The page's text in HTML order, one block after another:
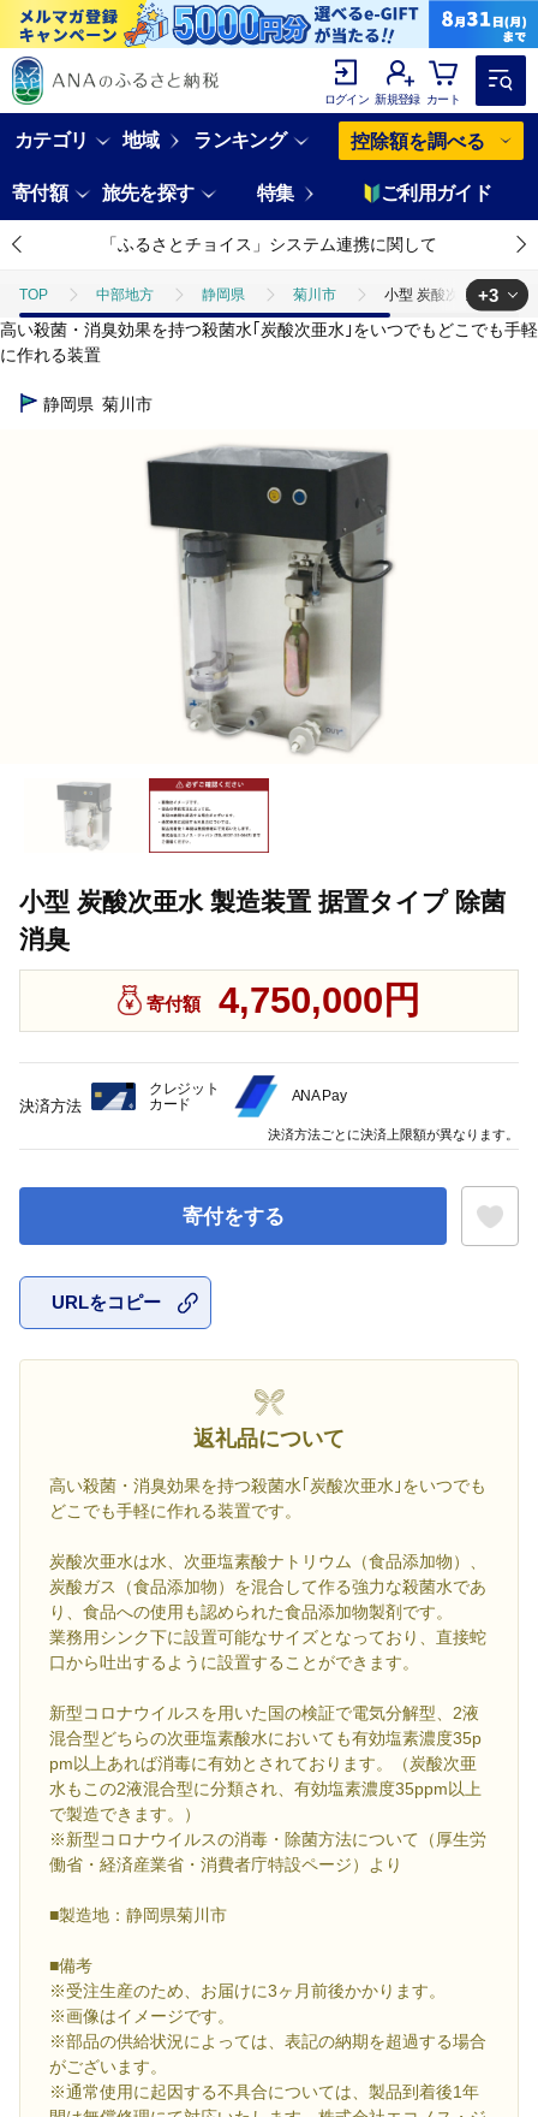
ログイン 新規登録 カート
カテゴリ 地域 ランキング 控除額を調べる
寄付額 旅先を探す 特集 ご利用ガイド
「ふるさとチョイス」システム連携に関して
TOP 中部地方 静岡県 菊川市 小型 炭酸次亜水 製造
TOP 日用品・雑貨 小型 炭酸次亜水 製造装置 据置タイプ 除菌 消臭
+3
高い殺菌・消臭効果を持つ殺菌水｢炭酸次亜水｣をいつでもどこでも手軽
に作れる装置
静岡県 菊川市
小型 炭酸次亜水 製造装置 据置タイプ 除菌
消臭
寄付額 4,750,000円
寄付をする
URLをコピー
返礼品について
高い殺菌・消臭効果を持つ殺菌水｢炭酸次亜水｣をいつでも
どこでも手軽に作れる装置です。
炭酸次亜水は水、次亜塩素酸ナトリウム（食品添加物）、
炭酸ガス（食品添加物）を混合して作る強力な殺菌水であ
り、食品への使用も認められた食品添加物製剤です。
業務用シンク下に設置可能なサイズとなっており、直接蛇
口から吐出するように設置することができます。
新型コロナウイルスを用いた国の検証で電気分解型、2液
混合型どちらの次亜塩素酸水においても有効塩素濃度35p
pm以上あれば消毒に有効とされております。（炭酸次亜
水もこの2液混合型に分類され、有効塩素濃度35ppm以上
で製造できます。）
※新型コロナウイルスの消毒・除菌方法について（厚生労
働省・経済産業省・消費者庁特設ページ）より
■製造地：静岡県菊川市
■備考
※受注生産のため、お届けに3ヶ月前後かかります。
※画像はイメージです。
※部品の供給状況によっては、表記の納期を超過する場合
がございます。
※通常使用に起因する不具合については、製品到着後1年
決済方法
クレジット
カード
ANA Pay
決済方法ごとに決済上限額が異なります。